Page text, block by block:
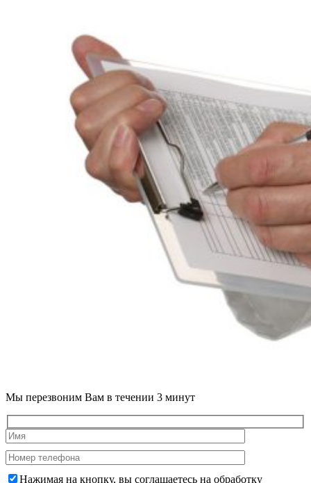
Мы перезвоним Вам в течении 3 минут
Нажимая на кнопку, вы соглашаетесь на обработку